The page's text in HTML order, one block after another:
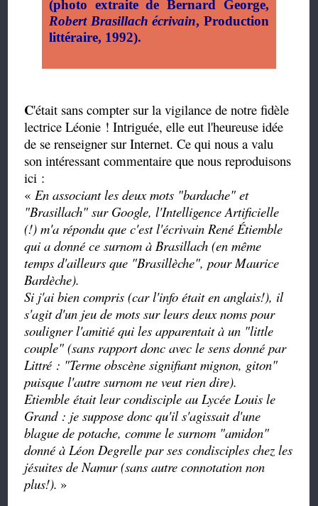
(photo extraite de Bernard George,
Robert Brasillach écrivain, Production
littéraire, 1992).
C'était sans compter sur la vigilance de notre fidèle
lectrice Léonie ! Intriguée, elle eut l'heureuse idée
de se renseigner sur Internet. Ce qui nous a valu
son intéressant commentaire que nous reproduisons
ici :
«En associant les deux mots "bardache" et
"Brasillach" sur Google, l'Intelligence Artificielle
(!) m'a répondu que c'est l'écrivain René Étiemble
qui a donné ce surnom à Brasillach (en même
temps d'ailleurs que "Brasillèche", pour Maurice
Bardèche).
Si j'ai bien compris (car l'info était en anglais!), il
s'agit d'un jeu de mots sur leurs deux noms pour
souligner l'amitié qui les apparentait à un "little
couple" (sans rapport donc avec le sens donné par
Littré : "Terme obscène signifiant mignon, giton"
puisque l'autre surnom ne veut rien dire).
Etiemble était leur condisciple au Lycée Louis le
Grand : je suppose donc qu'il s'agissait d'une
blague de potache, comme le surnom "amidon"
donné à Léon Degrelle par ses condisciples chez les
jésuites de Namur (sans autre connotation non
plus!). »